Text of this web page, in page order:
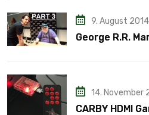
9. August 2014
George R.R.
14. November
CARBY HDMI